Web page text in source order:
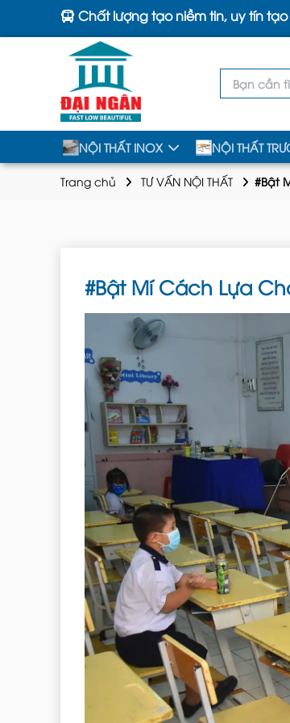
Chất lượng tạo niềm tin, uy tín
NỘI THẤT INOX NỘI THẤT
Trang chủ TƯ VẤN NỘI THẤT #Bật
#Bật Mí Cách Lựa